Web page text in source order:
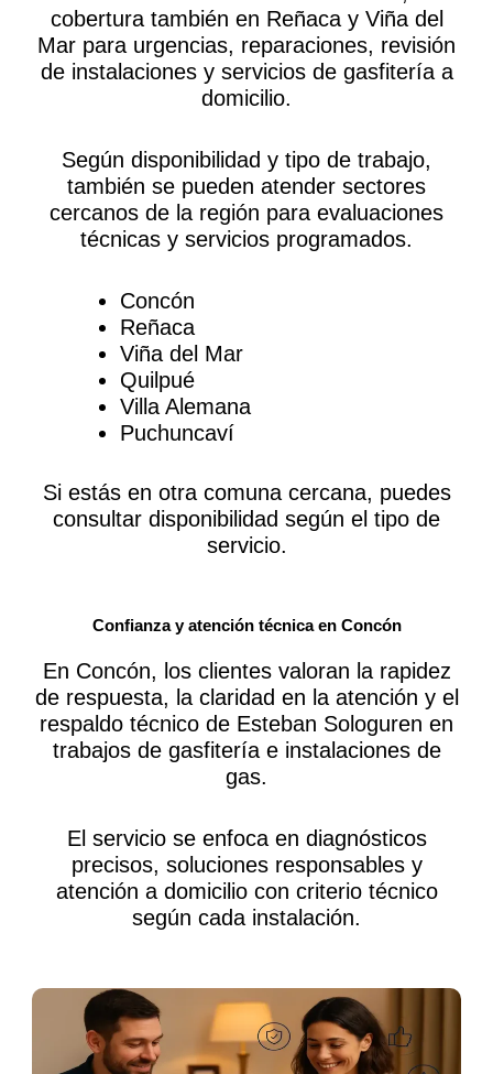
cobertura también en Reñaca y Viña del
Mar para urgencias, reparaciones, revisión
de instalaciones y servicios de gasfitería a
domicilio.
Según disponibilidad y tipo de trabajo,
también se pueden atender sectores
cercanos de la región para evaluaciones
técnicas y servicios programados.
Concón
Reñaca
Viña del Mar
Quilpué
Villa Alemana
Puchuncaví
Si estás en otra comuna cercana, puedes
consultar disponibilidad según el tipo de
servicio.
Confianza y atención técnica en Concón
En Concón, los clientes valoran la rapidez
de respuesta, la claridad en la atención y el
respaldo técnico de Esteban Sologuren en
trabajos de gasfitería e instalaciones de
gas.
El servicio se enfoca en diagnósticos
precisos, soluciones responsables y
atención a domicilio con criterio técnico
según cada instalación.